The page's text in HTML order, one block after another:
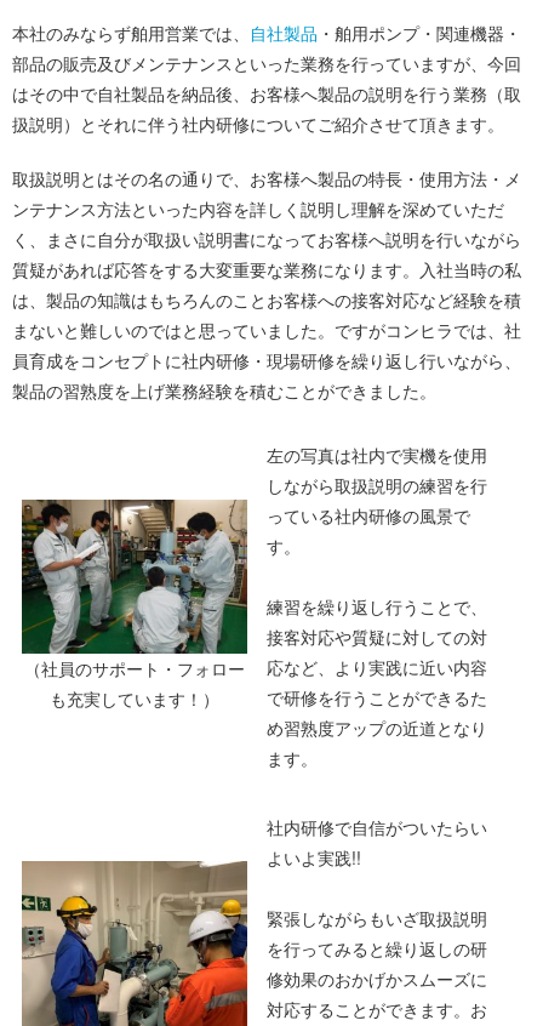
本社のみならず舶用営業では、 自社製品 ・舶用ポンプ・関連機器・
部品の販売及びメンテナンスといった業務を行っていますが、今回
はその中で自社製品を納品後、お客様へ製品の説明を行う業務（取
扱説明）とそれに伴う社内研修についてご紹介させて頂きます。
取扱説明とはその名の通りで、お客様へ製品の特長・使用方法・メ
ンテナンス方法といった内容を詳しく説明し理解を深めていただ
く、まさに自分が取扱い説明書になってお客様へ説明を行いながら
質疑があれば応答をする大変重要な業務になります。入社当時の私
は、製品の知識はもちろんのことお客様への接客対応など経験を積
まないと難しいのではと思っていました。ですがコンヒラでは、社
員育成をコンセプトに社内研修・現場研修を繰り返し行いながら、
製品の習熟度を上げ業務経験を積むことができました。
（社員のサポート・フォロー
も充実しています！）
左の写真は社内で実機を使用
しながら取扱説明の練習を行
っている社内研修の風景で
す。
練習を繰り返し行うことで、
接客対応や質疑に対しての対
応など、より実践に近い内容
で研修を行うことができるた
め習熟度アップの近道となり
ます。
社内研修で自信がついたらい
よいよ実践!!
緊張しながらもいざ取扱説明
を行ってみると繰り返しの研
修効果のおかげかスムーズに
対応することができます。お